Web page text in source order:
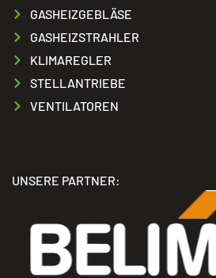
GASHEIZGEBLÄSE
GASHEIZSTRAHLER
KLIMAREGLER
STELLANTRIEBE
VENTILATOREN
UNSERE PARTNER: